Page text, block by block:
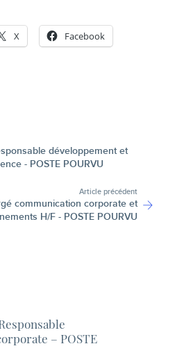
X Facebook
développement et
- POSTE POURVU
Article précédent
communication corporate et
H/F - POSTE POURVU
– POSTE